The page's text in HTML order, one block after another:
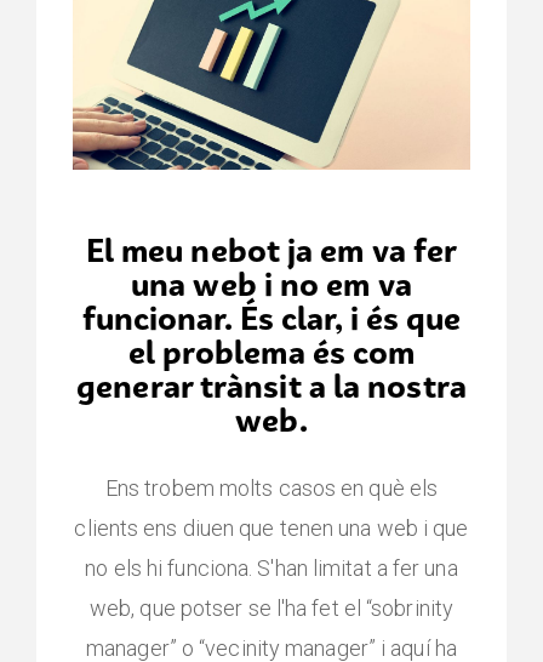
El meu nebot ja em va fer
una web i no em va
funcionar. És clar, i és que
el problema és com
generar trànsit a la nostra
web.
Ens trobem molts casos en què els
clients ens diuen que tenen una web i que
no els hi funciona. S'han limitat a fer una
web, que potser se l'ha fet el “sobrinity
manager” o “vecinity manager” i aquí ha